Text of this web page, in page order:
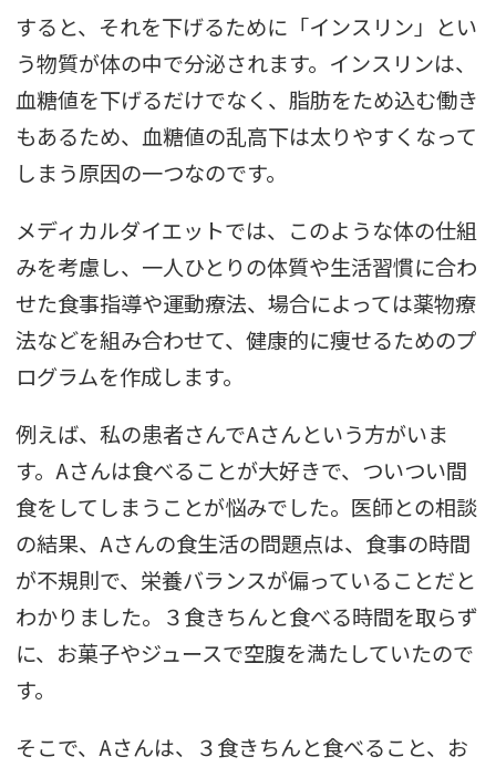
すると、それを下げるために「インスリン」とい
う物質が体の中で分泌されます。インスリンは、
血糖値を下げるだけでなく、脂肪をため込む働き
もあるため、血糖値の乱高下は太りやすくなって
しまう原因の一つなのです。
メディカルダイエットでは、このような体の仕組
みを考慮し、一人ひとりの体質や生活習慣に合わ
せた食事指導や運動療法、場合によっては薬物療
法などを組み合わせて、健康的に痩せるためのプ
ログラムを作成します。
例えば、私の患者さんでAさんという方がいま
す。Aさんは食べることが大好きで、ついつい間
食をしてしまうことが悩みでした。医師との相談
の結果、Aさんの食生活の問題点は、食事の時間
が不規則で、栄養バランスが偏っていることだと
わかりました。３食きちんと食べる時間を取らず
に、お菓子やジュースで空腹を満たしていたので
す。
そこで、Aさんは、３食きちんと食べること、お